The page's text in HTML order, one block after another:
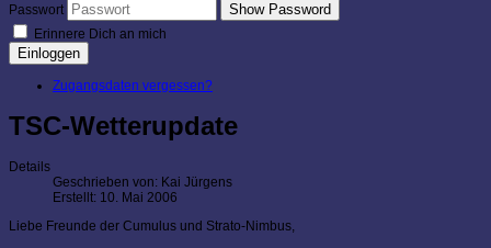
Passwort
Show Password
Erinnere Dich an mich
Einloggen
Zugangsdaten vergessen?
TSC-Wetterupdate
Details
Geschrieben von: Kai Jürgens
Erstellt: 10. Mai 2006
Liebe Freunde der Cumulus und Strato-Nimbus,